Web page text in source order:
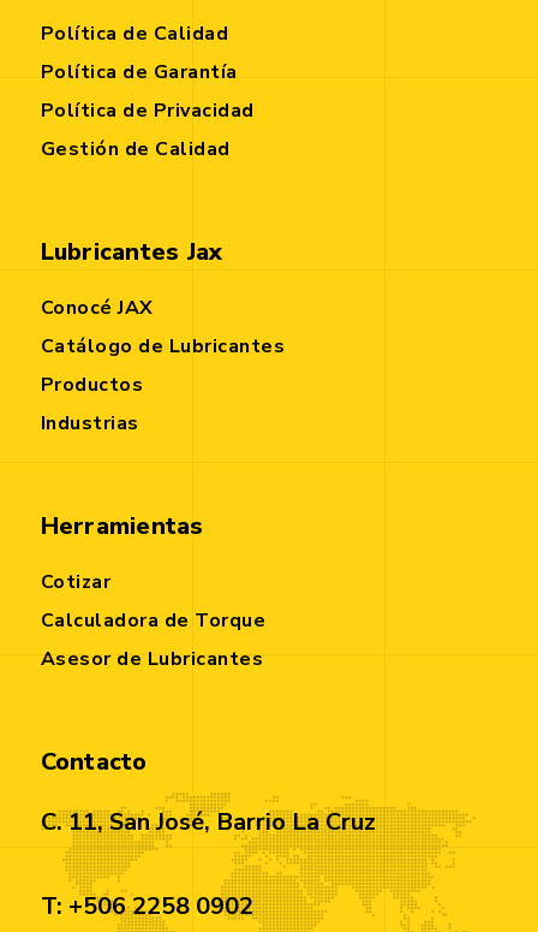
Política de Calidad
Política de Garantía
Política de Privacidad
Gestión de Calidad
Lubricantes Jax
Conocé JAX
Catálogo de Lubricantes
Productos
Industrias
Herramientas
Cotizar
Calculadora de Torque
Asesor de Lubricantes
Contacto
C. 11, San José, Barrio La Cruz
T: +506 2258 0902